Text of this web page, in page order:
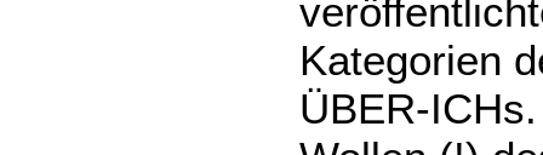
Kategorien
ÜBER-